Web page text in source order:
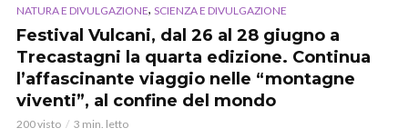
NATURA E DIVULGAZIONE, SCIENZA E DIVULGAZIONE
Festival Vulcani, dal 26 al 28 giugno a
Trecastagni la quarta edizione. Continua
l’affascinante viaggio nelle “montagne
viventi”, al confine del mondo
200 visto 3 min. letto